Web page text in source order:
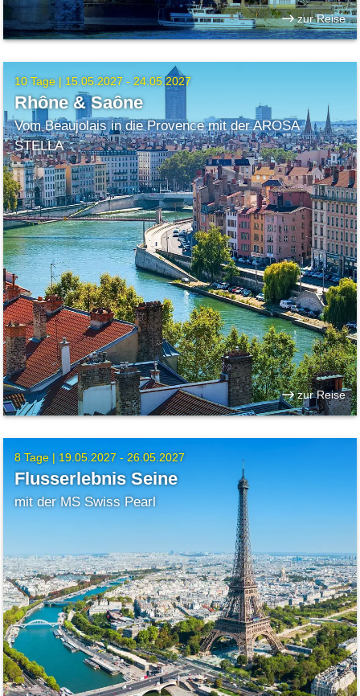
zur Reise
10 Tage | 15.05.2027 - 24.05.2027
Rhône & Saône
Vom Beaujolais in die Provence mit der AROSA
STELLA
zur Reise
8 Tage | 19.05.2027 - 26.05.2027
Flusserlebnis Seine
mit der MS Swiss Pearl